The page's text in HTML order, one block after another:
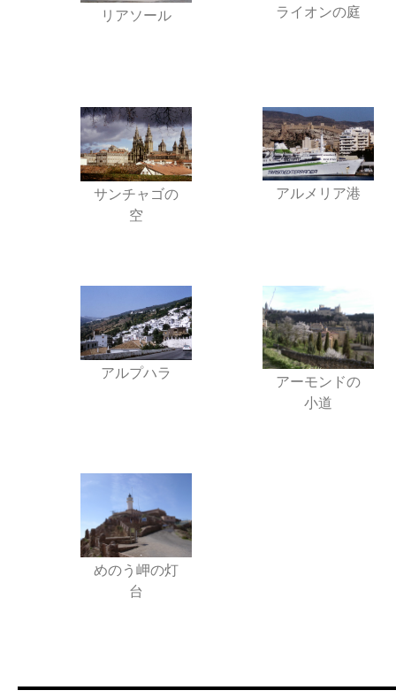
リアソール ライオンの庭
サンチャゴの
空
アルメリア港
アルプハラ
アーモンドの
小道
めのう岬の灯
台